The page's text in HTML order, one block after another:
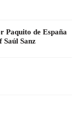
Paquito de España
Saúl Sanz